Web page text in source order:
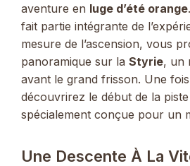
aventure en luge d’été orange
fait partie intégrante de
mesure de l’ascension, vous
panoramique sur la Styrie, un
avant le grand frisson. Une
découvrirez le début de la
spécialement conçue pour un
Une Descente À La